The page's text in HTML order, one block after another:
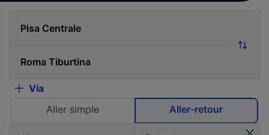
Via
Aller simple
Aller-retour